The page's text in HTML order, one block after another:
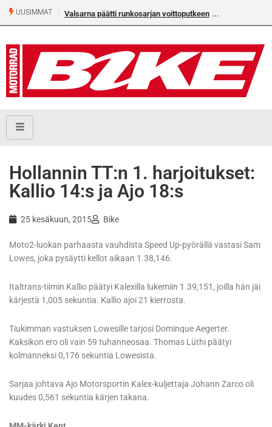
UUSIMMAT Valsarna päätti runkosarjan voittoputkeen
Hollannin TT:n 1. harjoitukset:
Kallio 14:s ja Ajo 18:s
25 kesäkuun, 2015 Bike
Moto2-luokan parhaasta vauhdista Speed Up-pyörällä vastasi Sam
Lowes, joka pysäytti kellot aikaan 1.38,146.
Italtrans-tiimin Kallio päätyi Kalexilla lukemiin 1.39,151, joilla hän jäi
kärjestä 1,005 sekuntia. Kallio ajoi 21 kierrosta.
Tiukimman vastuksen Lowesille tarjosi Dominque Aegerter.
Kaksikon ero oli vain 59 tuhanneosaa. Thomas Lüthi päätyi
kolmanneksi 0,176 sekuntia Lowesista.
Sarjaa johtava Ajo Motorsportin Kalex-kuljettaja Johann Zarco oli
kuudes 0,561 sekuntia kärjen takana.